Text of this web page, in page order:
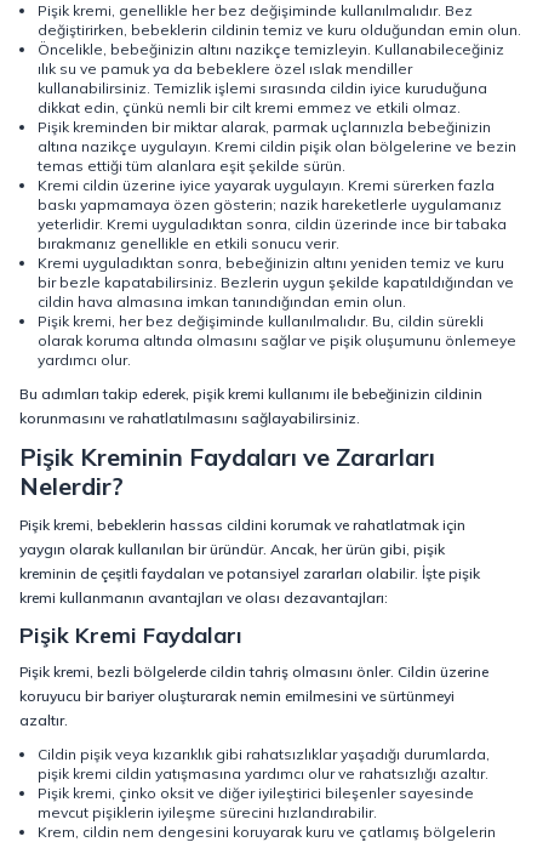
Pişik kremi, genellikle her bez değişiminde kullanılmalıdır. Bez
değiştirirken, bebeklerin cildinin temiz ve kuru olduğundan emin olun.
Öncelikle, bebeğinizin altını nazikçe temizleyin. Kullanabileceğiniz
ılık su ve pamuk ya da bebeklere özel ıslak mendiller
kullanabilirsiniz. Temizlik işlemi sırasında cildin iyice kuruduğuna
dikkat edin, çünkü nemli bir cilt kremi emmez ve etkili olmaz.
Pişik kreminden bir miktar alarak, parmak uçlarınızla bebeğinizin
altına nazikçe uygulayın. Kremi cildin pişik olan bölgelerine ve bezin
temas ettiği tüm alanlara eşit şekilde sürün.
Kremi cildin üzerine iyice yayarak uygulayın. Kremi sürerken fazla
baskı yapmamaya özen gösterin; nazik hareketlerle uygulamanız
yeterlidir. Kremi uyguladıktan sonra, cildin üzerinde ince bir tabaka
bırakmanız genellikle en etkili sonucu verir.
Kremi uyguladıktan sonra, bebeğinizin altını yeniden temiz ve kuru
bir bezle kapatabilirsiniz. Bezlerin uygun şekilde kapatıldığından ve
cildin hava almasına imkan tanındığından emin olun.
Pişik kremi, her bez değişiminde kullanılmalıdır. Bu, cildin sürekli
olarak koruma altında olmasını sağlar ve pişik oluşumunu önlemeye
yardımcı olur.
Bu adımları takip ederek, pişik kremi kullanımı ile bebeğinizin cildinin
korunmasını ve rahatlatılmasını sağlayabilirsiniz.
Pişik Kreminin Faydaları ve Zararları
Nelerdir?
Pişik kremi, bebeklerin hassas cildini korumak ve rahatlatmak için
yaygın olarak kullanılan bir üründür. Ancak, her ürün gibi, pişik
kreminin de çeşitli faydaları ve potansiyel zararları olabilir. İşte pişik
kremi kullanmanın avantajları ve olası dezavantajları:
Pişik Kremi Faydaları
Pişik kremi, bezli bölgelerde cildin tahriş olmasını önler. Cildin üzerine
koruyucu bir bariyer oluşturarak nemin emilmesini ve sürtünmeyi
azaltır.
Cildin pişik veya kızarıklık gibi rahatsızlıklar yaşadığı durumlarda,
pişik kremi cildin yatışmasına yardımcı olur ve rahatsızlığı azaltır.
Pişik kremi, çinko oksit ve diğer iyileştirici bileşenler sayesinde
mevcut pişiklerin iyileşme sürecini hızlandırabilir.
Krem, cildin nem dengesini koruyarak kuru ve çatlamış bölgelerin